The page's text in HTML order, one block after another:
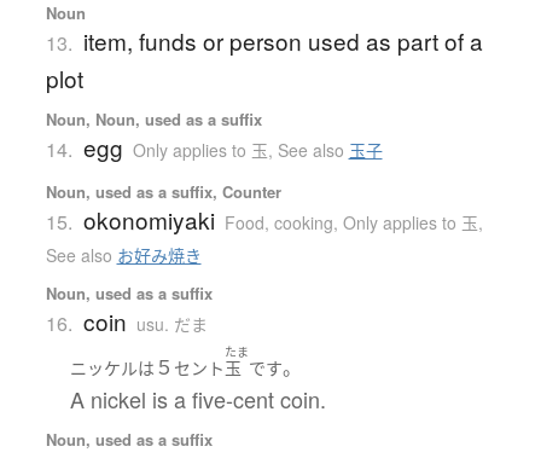
Noun
13. item, funds or person used as part of a
plot
Noun, Noun, used as a suffix
14. egg Only applies to 玉, See also 玉子
Noun, used as a suffix, Counter
15. okonomiyaki Food, cooking, Only applies to 玉,
See also お好み焼き
Noun, used as a suffix
16. coin usu. だま
ニッケルは ５ セント
たま
玉 です。
A nickel is a five-cent coin.
Noun, used as a suffix